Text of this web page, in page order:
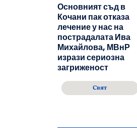
Основният съд в
Кочани пак отказа
лечение у нас на
пострадалата Ива
Михайлова, МВнР
изрази сериозна
загриженост
Свят